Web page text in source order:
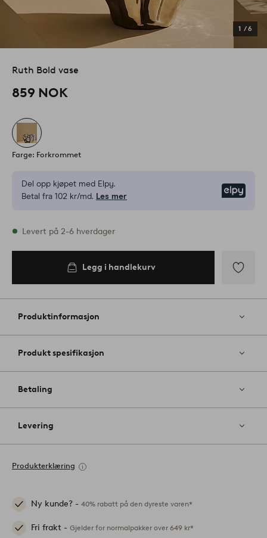
1 /6
Ruth Bold vase
859 NOK
Farge: Forkrommet
Del opp kjøpet med Elpy.
Betal fra 102 kr/md. Les mer
På lager
Levert på 2-6 hverdager
Legg i handlekurv
til
Produktinformasjon
Produkt spesifikasjon
Betaling
Levering
Produkterklæring
Ny kunde? - 40% rabatt på den dyreste varen*
Fri frakt - Gjelder for normalpakker over 649 kr*